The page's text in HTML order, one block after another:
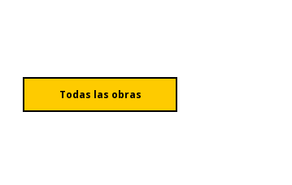
Todas las obras